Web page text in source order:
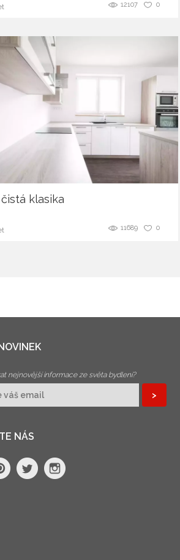
0
12107
klasika
0
11689
nejnovější informace ze světa bydlení?
NÁS